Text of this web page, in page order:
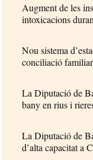
Augment de les
intoxicacions
Nou sistema
conciliació familiar
La Diputació de
bany en rius i
La Diputació de
d’alta capacitat a